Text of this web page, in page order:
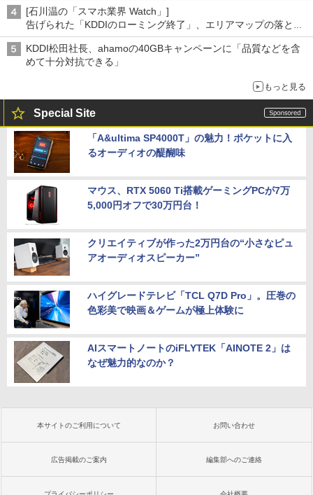
[石川温の「スマホ業界 Watch」]
告げられた「KDDIのローミング終了」、エリアマップの落とし
穴と楽天モバイルの課題
KDDI松田社長、ahamoの40GBキャンペーンに「品質などを含
めて十分対抗できる」
もっと見る
Special Site
「A&ultima SP4000T」の魅力！ポケットに入
るオーディオの醍醐味
マウス、RTX 5060 Ti搭載ゲーミングPCが7万
5,000円オフで30万円台！
クリエイティブが作った2万円台の“小さなピュ
アオーディオスピーカー”
ハイグレードテレビ「TCL Q7D Pro」。圧巻の
色彩美で映画＆ゲームが極上体験に
AIスマートノートのiFLYTEK「AINOTE 2」は
なぜ魅力的なのか？
本サイトのご利用について お問い合わせ
広告掲載のご案内 編集部へのご連絡